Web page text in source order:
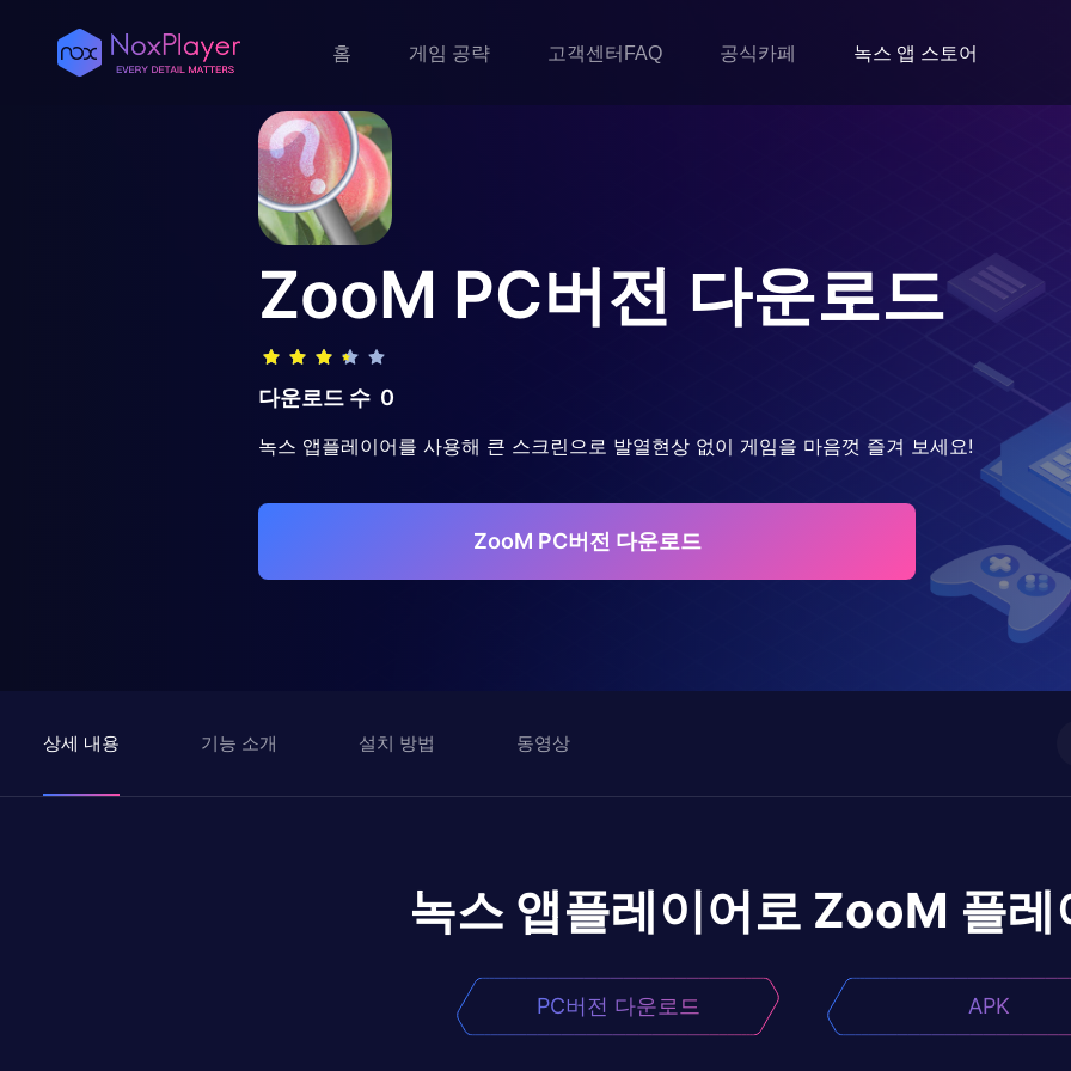
홈 게임 공략 고객센터FAQ 공식카페 녹스 앱 스토어
ZooM PC버전 다운로드
다운로드 수 0
녹스 앱플레이어를 사용해 큰 스크린으로 발열현상 없이 게임을 마음껏 즐겨 보세요!
ZooM PC버전 다운로드
상세 내용 기능 소개 설치 방법 동영상
녹스 앱플레이어로 ZooM 플레
PC버전 다운로드 APK